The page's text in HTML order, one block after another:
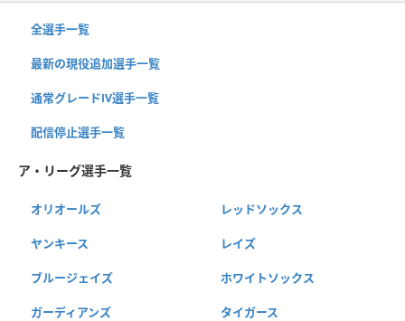
全選手一覧
最新の現役追加選手一覧
通常グレードⅣ選手一覧
配信停止選手一覧
ア・リーグ選手一覧
オリオールズ レッドソックス
ヤンキース レイズ
ブルージェイズ ホワイトソックス
ガーディアンズ タイガース